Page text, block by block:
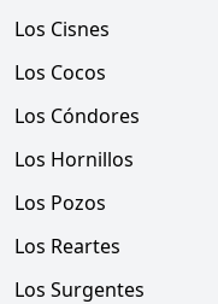
Los Cisnes
Los Cocos
Los Cóndores
Los Hornillos
Los Pozos
Los Reartes
Los Surgentes